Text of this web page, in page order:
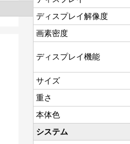
ディスプレイ解像度
画素密度
ディスプレイ機能
サイズ
重さ
本体色
システム